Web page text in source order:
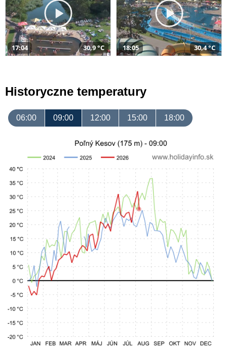
17:04 30,9 °C 18:05 30,4 °C
Historyczne temperatury
06:00 09:00 12:00 15:00 18:00